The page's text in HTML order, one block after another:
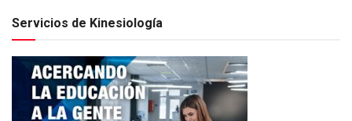
Servicios de Kinesiología